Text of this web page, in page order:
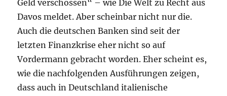
Geld verschossen“ – wie Die Welt zu Recht aus
Davos meldet. Aber scheinbar nicht nur die.
Auch die deutschen Banken sind seit der
letzten Finanzkrise eher nicht so auf
Vordermann gebracht worden. Eher scheint es,
wie die nachfolgenden Ausführungen zeigen,
dass auch in Deutschland italienische